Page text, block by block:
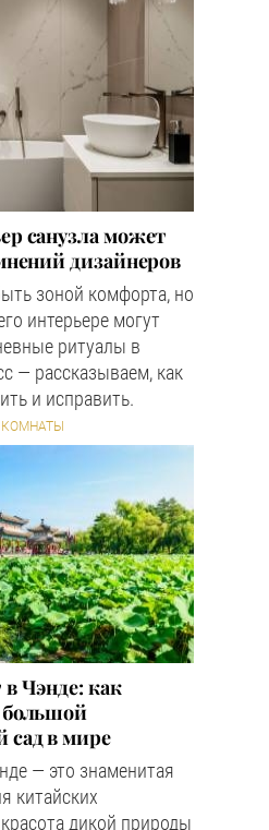
санузла может
дизайнеров
зоной комфорта, но
интерьере могут
ритуалы в
— рассказываем, как
и исправить.
Чэнде: как
большой
сад в мире
— это знаменитая
китайских
дикой природы